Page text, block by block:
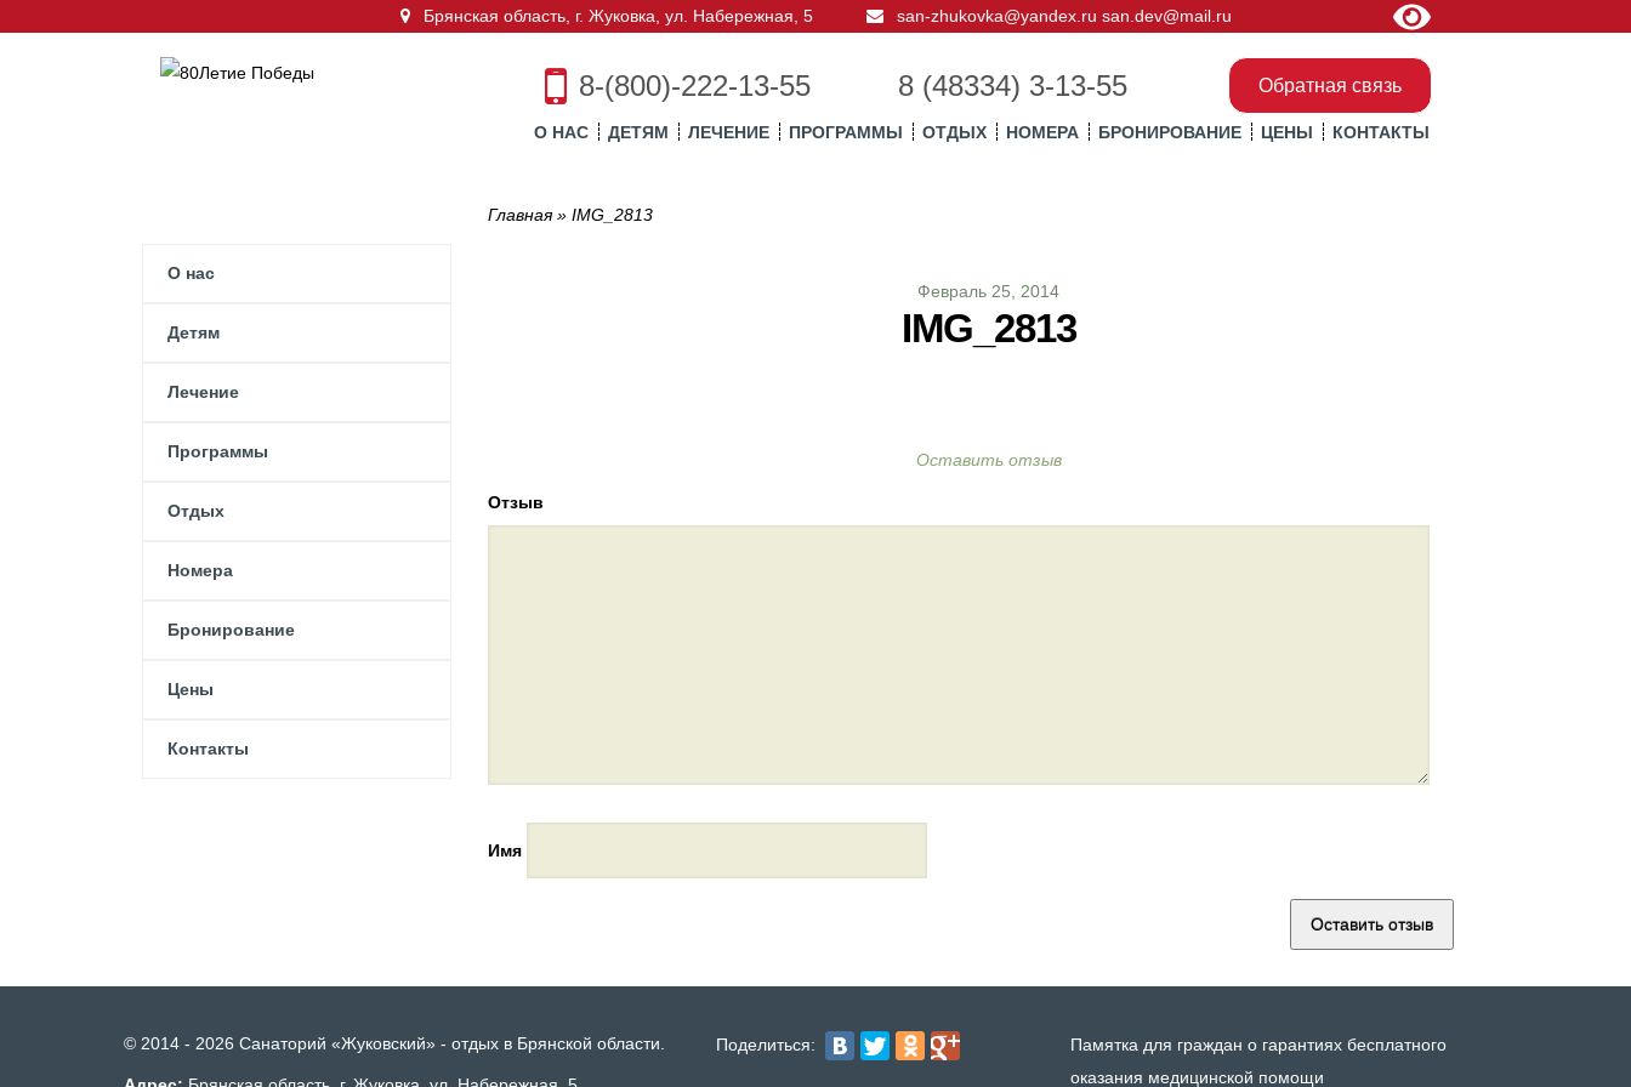
Брянская область, г. Жуковка ул. Набережная, 5 san-zhukovka@yandex.ru san.dev@mail.ru
8-(800)-222-13-55 8 (48334) 3-13-55 Обратная связь
О НАС ДЕТЯМ ЛЕЧЕНИЕ ПРОГРАММЫ ОТДЫХ НОМЕРА БРОНИРОВАНИЕ ЦЕНЫ КОНТАКТЫ
О нас
Детям
Лечение
Программы
Отдых
Номера
Бронирование
Цены
Контакты
Главная » IMG_2813
Февраль 25, 2014
IMG_2813
Оставить отзыв
Отзыв
Имя
© 2014 - 2026 Санаторий «Жуковский» - отдых в Брянской области. Поделиться:
Памятка для граждан о гарантиях бесплатного
оказания медицинской помощи